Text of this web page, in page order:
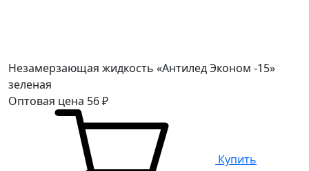
Незамерзающая жидкость «Антилед Эконом -15»
зеленая
Оптовая цена 56₽
Купить